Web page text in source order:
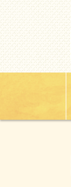
Skip
to
content